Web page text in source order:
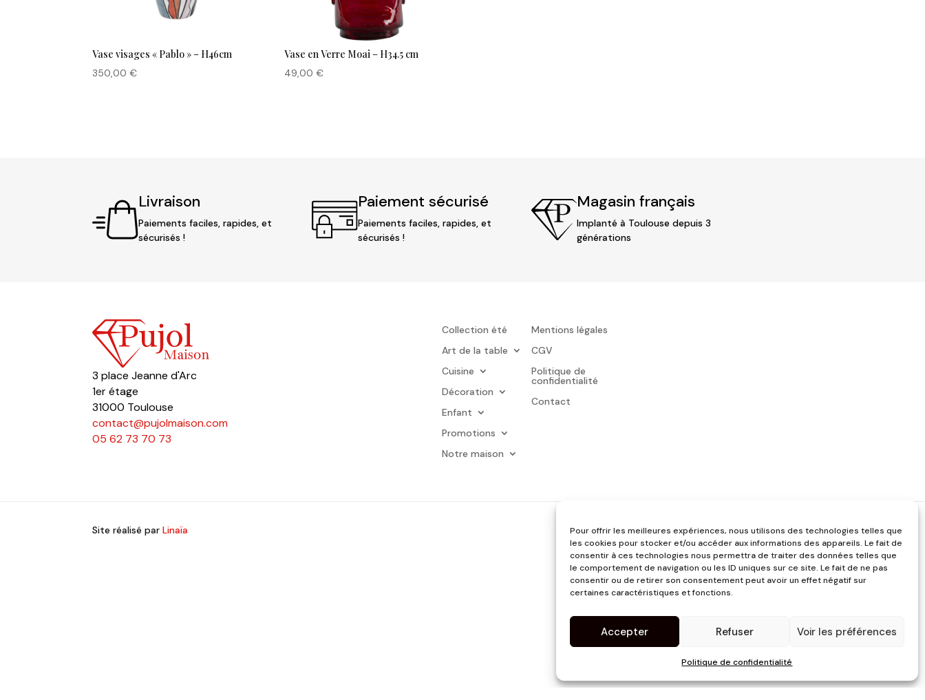
Pour offrir les meilleures expériences, nous utilisons des technologies telles que
les cookies pour stocker et/ou accéder aux informations des appareils. Le fait de
consentir à ces technologies nous permettra de traiter des données telles que
le comportement de navigation ou les ID uniques sur ce site. Le fait de ne pas
consentir ou de retirer son consentement peut avoir un effet négatif sur
certaines caractéristiques et fonctions.
Accepter Refuser Voir les préférences
Politique de confidentialité
Vase visages « Pablo » – H46cm
350,00€
Vase en Verre Moai – H34.5 cm
49,00€
Livraison
Paiements faciles, rapides, et
sécurisés !
Paiement sécurisé
Paiements faciles, rapides, et
sécurisés !
Magasin français
Implanté à Toulouse depuis 3
générations
3 place Jeanne d'Arc
1er étage
31000 Toulouse
contact@pujolmaison.com
05 62 73 70 73
Collection été
Art de la table
Cuisine
Décoration
Enfant
Promotions
Notre maison
Mentions légales
CGV
Politique de
confidentialité
Contact
Site réalisé parLinaïa